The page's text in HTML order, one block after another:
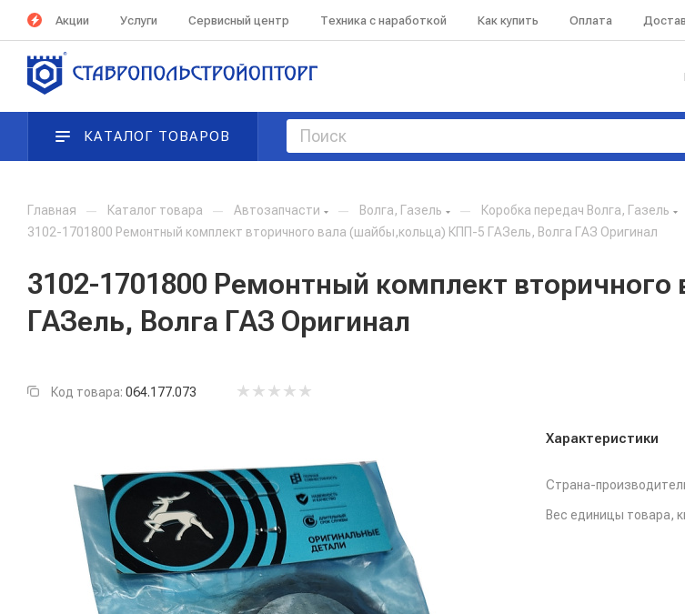
Акции Услуги Сервисный центр Техника с наработкой Как купить Оплата
КАТАЛОГ ТОВАРОВ
Главная — Каталог товара — Автозапчасти — Волга, Газель — Коробка передач Волга, Газель
3102-1701800 Ремонтный комплект вторичного вала (шайбы,кольца) КПП-5 ГАЗель, Волга ГАЗ Оригинал
3102-1701800 Ремонтный комплект
ГАЗель, Волга ГАЗ Оригинал
Код товара: 064.177.073
Характеристики
Страна-
Вес единицы товара,